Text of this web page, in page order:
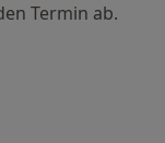
Termin ab.